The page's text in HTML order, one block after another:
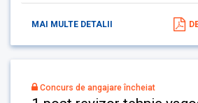
MAI MULTE DETALII
Concurs de angajare încheiat